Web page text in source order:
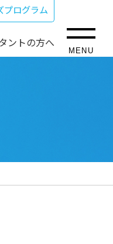
プログラム
ントの方へ
MENU